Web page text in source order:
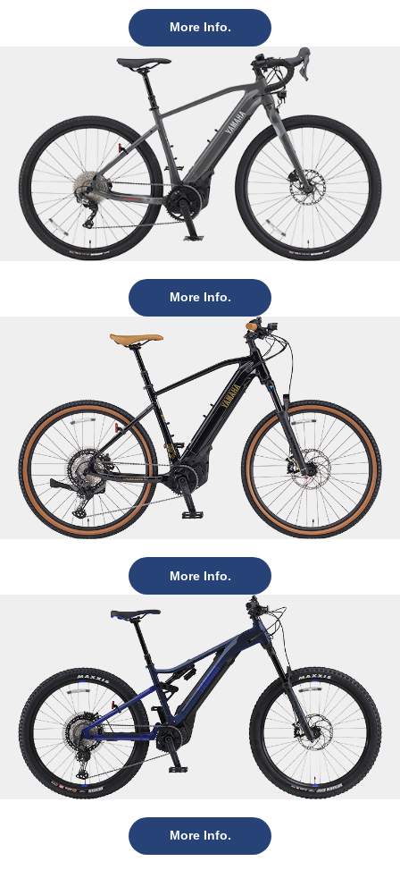
More Info.
More Info.
More Info.
More Info.